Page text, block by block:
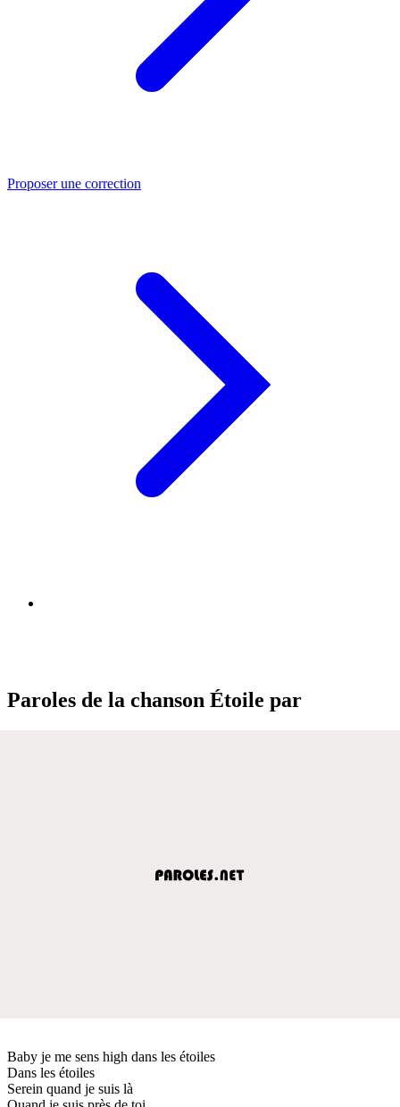
Proposer une correction
Paroles de la chanson Étoile par
Baby je me sens high dans les étoiles
Dans les étoiles
Serein quand je suis là